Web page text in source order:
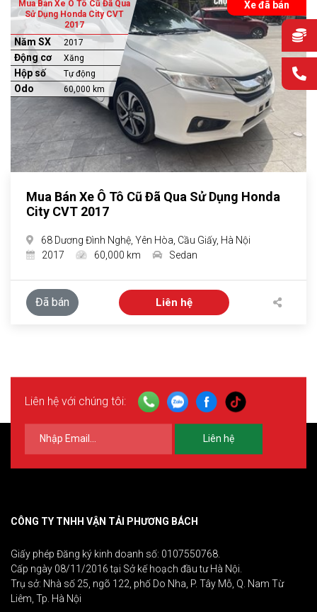
Xe đã bán
Mua Bán Xe Ô Tô Cũ Đã Qua
Sử Dụng Honda City CVT
2017
Năm SX 2017
Động cơ Xăng
Hộp số Tự động
Odo 60,000 km
Mua Bán Xe Ô Tô Cũ Đã Qua Sử Dụng Honda
City CVT 2017
68 Dương Đình Nghệ, Yên Hòa, Cầu Giấy, Hà Nội
2017
60,000 km Sedan
Đã bán Liên hệ
Liên hệ với chúng tôi:
Liên hệ
CÔNG TY TNHH VẬN TẢI PHƯƠNG BÁCH
Giấy phép Đăng ký kinh doanh số: 0107550768.
Cấp ngày 08/11/2016 tại Sở kế hoạch đầu tư Hà Nội.
Trụ sở: Nhà số 25, ngõ 122, phố Do Nha, P. Tây Mỗ, Q. Nam Từ
Liêm, Tp. Hà Nội